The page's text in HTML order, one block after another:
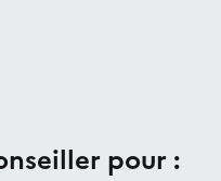
pour :